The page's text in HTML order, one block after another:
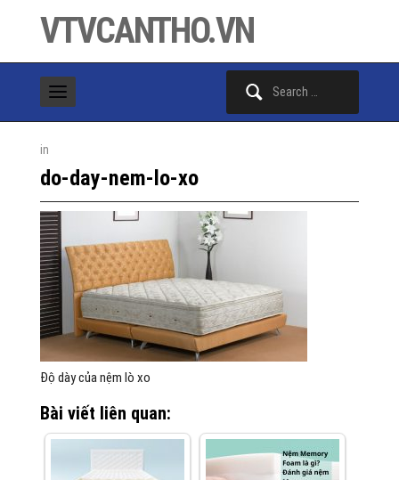
VTVCANTHO.VN
in
do-day-nem-lo-xo
Độ dày của nệm lò xo
Bài viết liên quan: